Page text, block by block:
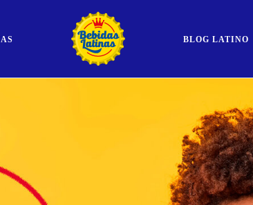
BLOG LATINO